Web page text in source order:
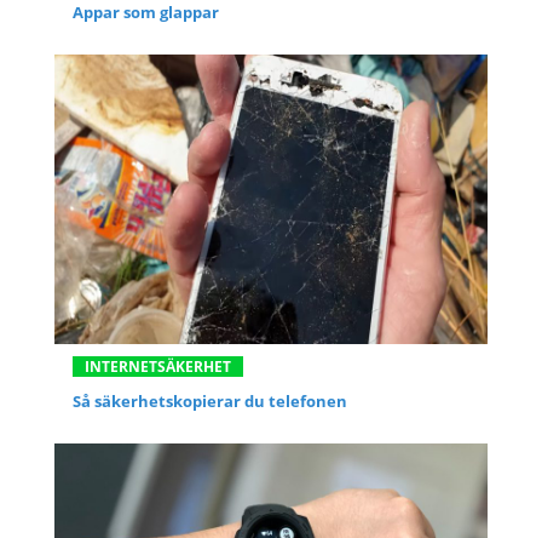
Appar som glappar
INTERNETSÄKERHET
Så säkerhetskopierar du telefonen